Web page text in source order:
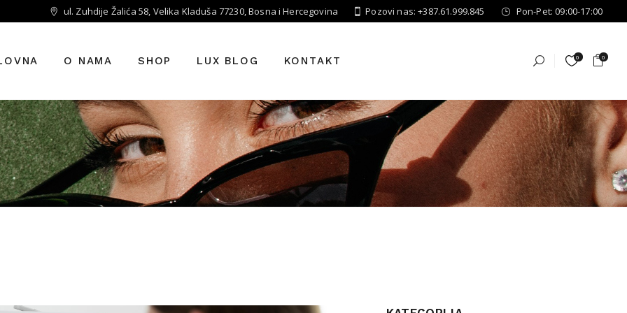
ul. Zuhdije Žalića 58, Velika Kladuša 77230, Bosna i Hercegovina Pozovi nas: +387.61.999.845 Pon-Pet: 09:00-17:00
O NAMA SHOP LUX BLOG KONTAKT 0 0